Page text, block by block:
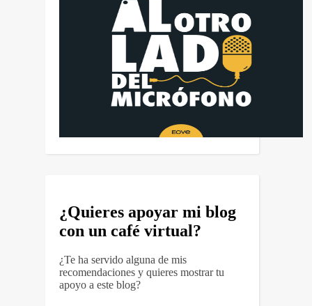
¿Quieres apoyar mi blog
con un café virtual?
¿Te ha servido alguna de mis
recomendaciones y quieres mostrar tu
apoyo a este blog?